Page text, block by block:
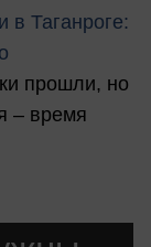
в Таганроге:
прошли, но
– время